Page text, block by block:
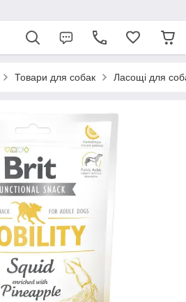
Товари для собак Ласощі для